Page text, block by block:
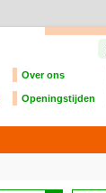
Over ons
Openingstijden